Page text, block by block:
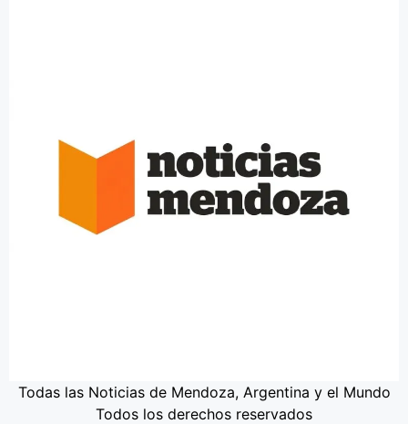
Todas las Noticias de Mendoza, Argentina y el Mundo
Todos los derechos reservados